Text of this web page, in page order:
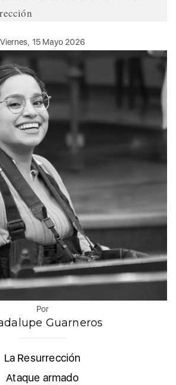
Viernes, 15 Mayo 2026
Por
Guarneros
La Resurrección
Ataque armado